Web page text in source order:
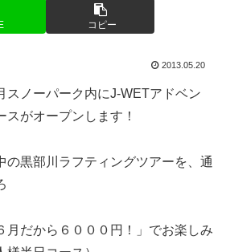
コピー
2013.05.20
スノーパーク内にJ-WETアドベン
がオープンします！
の黒部川ラフティングツアーを、通
月だから６０００円！」でお楽しみ